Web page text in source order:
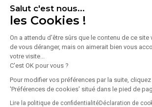
Salut c'est nous...
les Cookies !
On a attendu d'être sûrs que le contenu de ce site
de vous déranger, mais on aimerait bien vous
votre visite...
C'est OK pour vous ?
Pour modifier vos préférences par la suite, cliquez
'Préférences de cookies' situé dans le pied de
Lire la politique de confidentialitéDéclaration de
Vente Bureaux 1 324 m²
91300 Massy
Local mixte d'activité et de bureaux à la
Lire plus